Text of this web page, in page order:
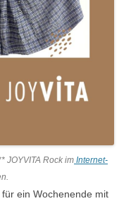
JOYVITA Rock im Internet-
ein Wochenende mit